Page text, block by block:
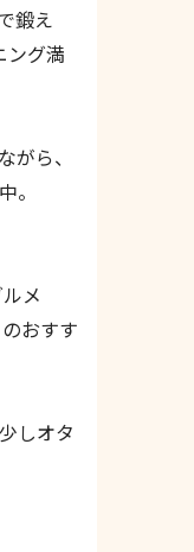
鍛え
ング満
がら、
。
メ
おすす
しオタ